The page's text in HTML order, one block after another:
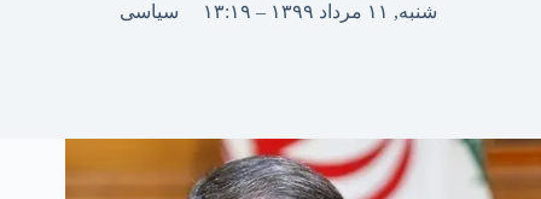
شنبه, ۱۱ مرداد ۱۳۹۹ – ۱۳:۱۹ سیاسی